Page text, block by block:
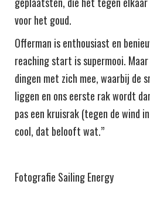
voor het goud.
Offerman is enthousiast en
reaching start is supermooi.
dingen met zich mee, waarbij de
liggen en ons eerste rak wordt
pas een kruisrak (tegen de wind
cool, dat belooft wat.”
Fotografie Sailing Energy